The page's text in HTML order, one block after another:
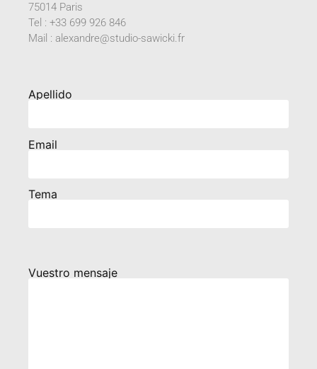
75014 Paris
Tel : +33 699 926 846
Mail : alexandre@studio-sawicki.fr
Apellido
Email
Tema
Vuestro mensaje